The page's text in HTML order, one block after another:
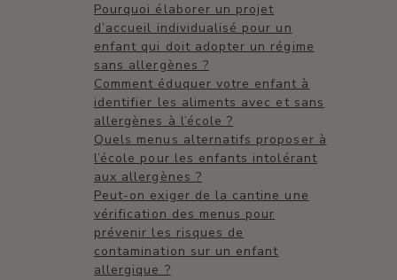
Pourquoi élaborer un projet
d’accueil individualisé pour un
enfant qui doit adopter un régime
sans allergènes ?
Comment éduquer votre enfant à
identifier les aliments avec et sans
allergènes à l’école ?
Quels menus alternatifs proposer à
l’école pour les enfants intolérant
aux allergènes ?
Peut-on exiger de la cantine une
vérification des menus pour
prévenir les risques de
contamination sur un enfant
allergique ?